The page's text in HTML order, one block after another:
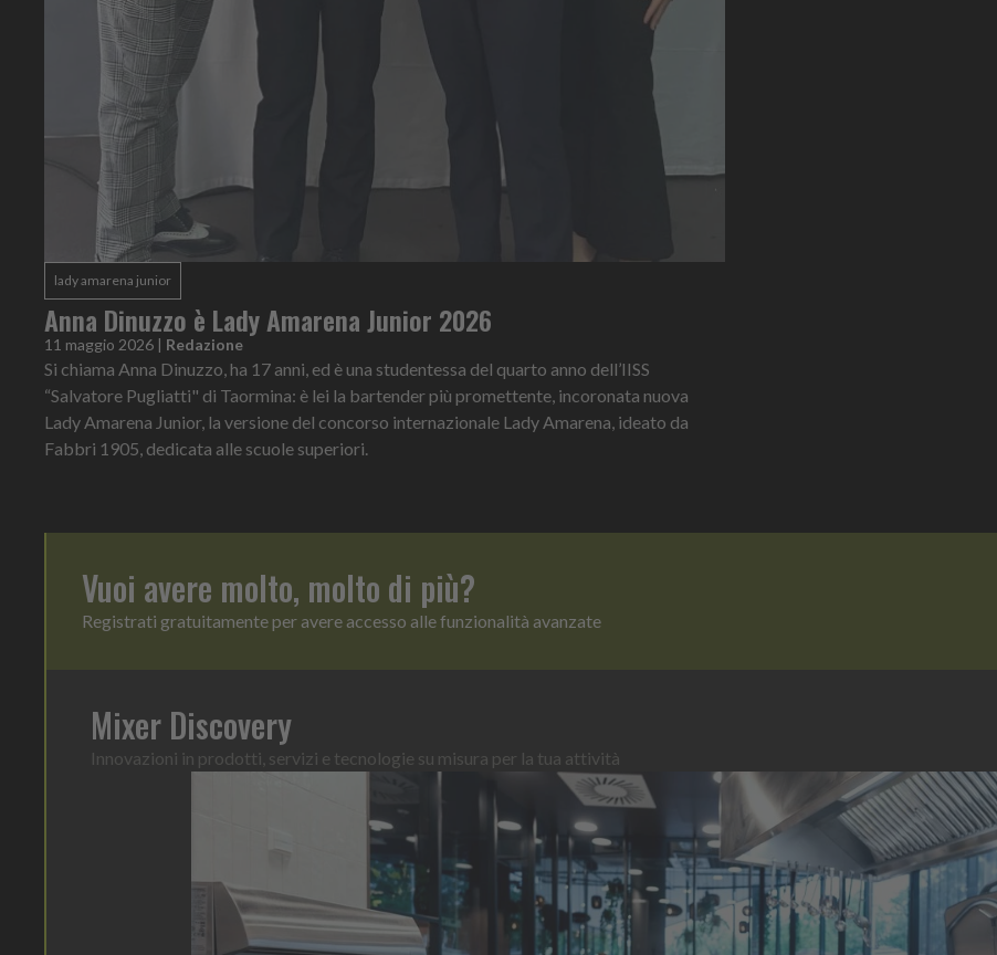
lady amarena junior
Anna Dinuzzo è Lady Amarena Junior 2026
11 maggio 2026 | Redazione
Si chiama Anna Dinuzzo, ha 17 anni, ed è una studentessa del quarto anno dell’IISS
“Salvatore Pugliatti" di Taormina: è lei la bartender più promettente, incoronata nuova
Lady Amarena Junior, la versione del concorso internazionale Lady Amarena, ideato da
Fabbri 1905, dedicata alle scuole superiori.
Vuoi avere molto, molto di più?
Registrati gratuitamente per avere accesso alle funzionalità avanzate
Mixer Discovery
Innovazioni in prodotti, servizi e tecnologie su misura per la tua attività